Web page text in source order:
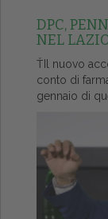
DPC,
NEL
ŤIl nuovo
conto di
gennaio di